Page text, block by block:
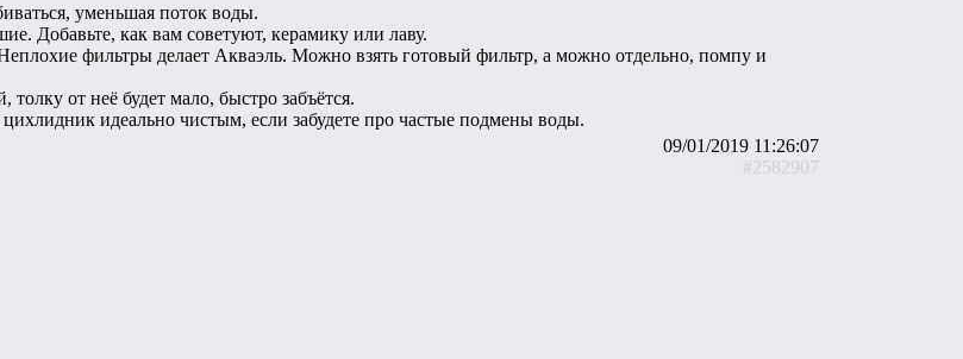
уменьшая поток воды.
Добавьте, как вам советуют, керамику или лаву.
фильтры делает Акваэль. Можно взять готовый фильтр, а можно отдельно, помпу и
от неё будет мало, быстро забъётся.
идеально чистым, если забудете про частые подмены воды.
09/01/2019 11:26:07
#2582907